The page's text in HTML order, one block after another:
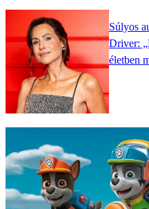
Súlyos
Driver:
életben